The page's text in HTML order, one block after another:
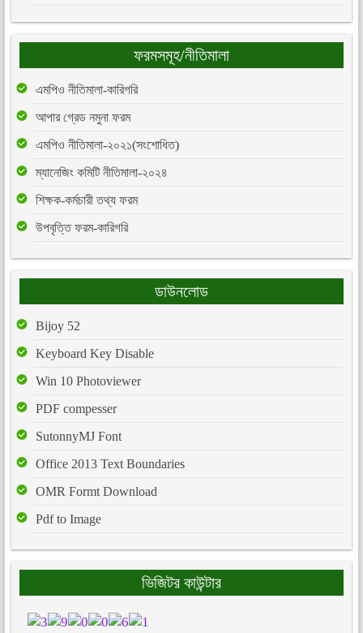
ফরমসমূহ/নীতিমালা
এমপিও নীতিমালা-কারিগরি
আপার গ্রেড নমুনা ফরম
এমপিও নীতিমালা-২০২১(সংশোধিত)
ম্যানেজিং কমিটি নীতিমালা-২০২৪
শিক্ষক-কর্মচারী তথ্য ফরম
উপবৃত্তি ফরম-কারিগরি
ডাউনলোড
Bijoy 52
Keyboard Key Disable
Win 10 Photoviewer
PDF compesser
SutonnyMJ Font
Office 2013 Text Boundaries
OMR Formt Download
Pdf to Image
ভিজিটর কাউন্টার